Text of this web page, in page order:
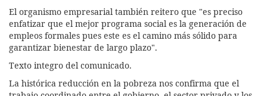
El organismo empresarial también reitero que "es preciso
enfatizar que el mejor programa social es la generación de
empleos formales pues este es el camino más sólido para
garantizar bienestar de largo plazo".
Texto integro del comunicado.
La histórica reducción en la pobreza nos confirma que el